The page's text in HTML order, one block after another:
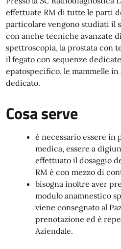
effettuate RM di tutte le parti
particolare vengono studiati il
con anche tecniche avanzate
spettroscopia, la prostata con
il fegato con sequenze
epatospecifico, le mammelle
dedicato.
Cosa serve
è necessario essere in
medica, essere a
effettuato il dosaggio
RM è con mezzo di
bisogna inoltre aver
modulo anamnestico
viene consegnato al
prenotazione ed è
Aziendale.